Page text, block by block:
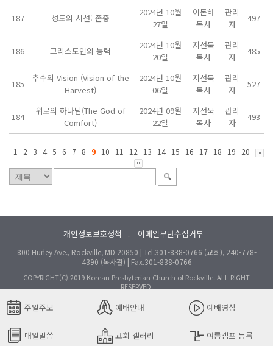
187 성도의 시선: 존중
2024년 10월
27일
이돈하
목사
관리
자
497
186 그리스도인의 능력
2024년 10월
20일
지선묵
목사
관리
자
485
185
추수의 Vision (Vision of the
Harvest)
2024년 10월
06일
지선묵
목사
관리
자
527
184
위로의 하나님(The God of
Comfort)
2024년 09월
22일
지선묵
목사
관리
자
493
1 2 3 4 5 6 7 8 9 10 11 12 13 14 15 16 17 18 19 20
주일주보 예배안내 예배영상
매일말씀 교회 갤러리 여름캠프 등록
개인정보보호정책 l 이메일무단수집거부
800 Hurley Ave., Rockville, MD 20850 | Tel.301-838-0766 (교회), 240-778-
4390 (목사관) | Fax.301-838-0766
COPYRIGHT(C) 2019 Korean Presbyterian Church of Rockville. ALL RIGHT
RESERVED.